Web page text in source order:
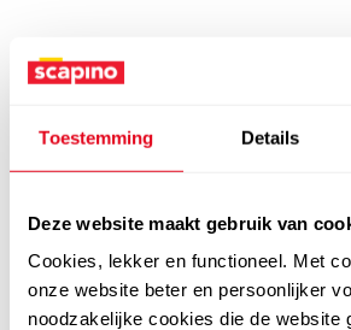
Toestemming Details
Deze website maakt gebruik van
Cookies, lekker en functioneel. Met
onze website beter en persoonlijker
noodzakelijke cookies die de website